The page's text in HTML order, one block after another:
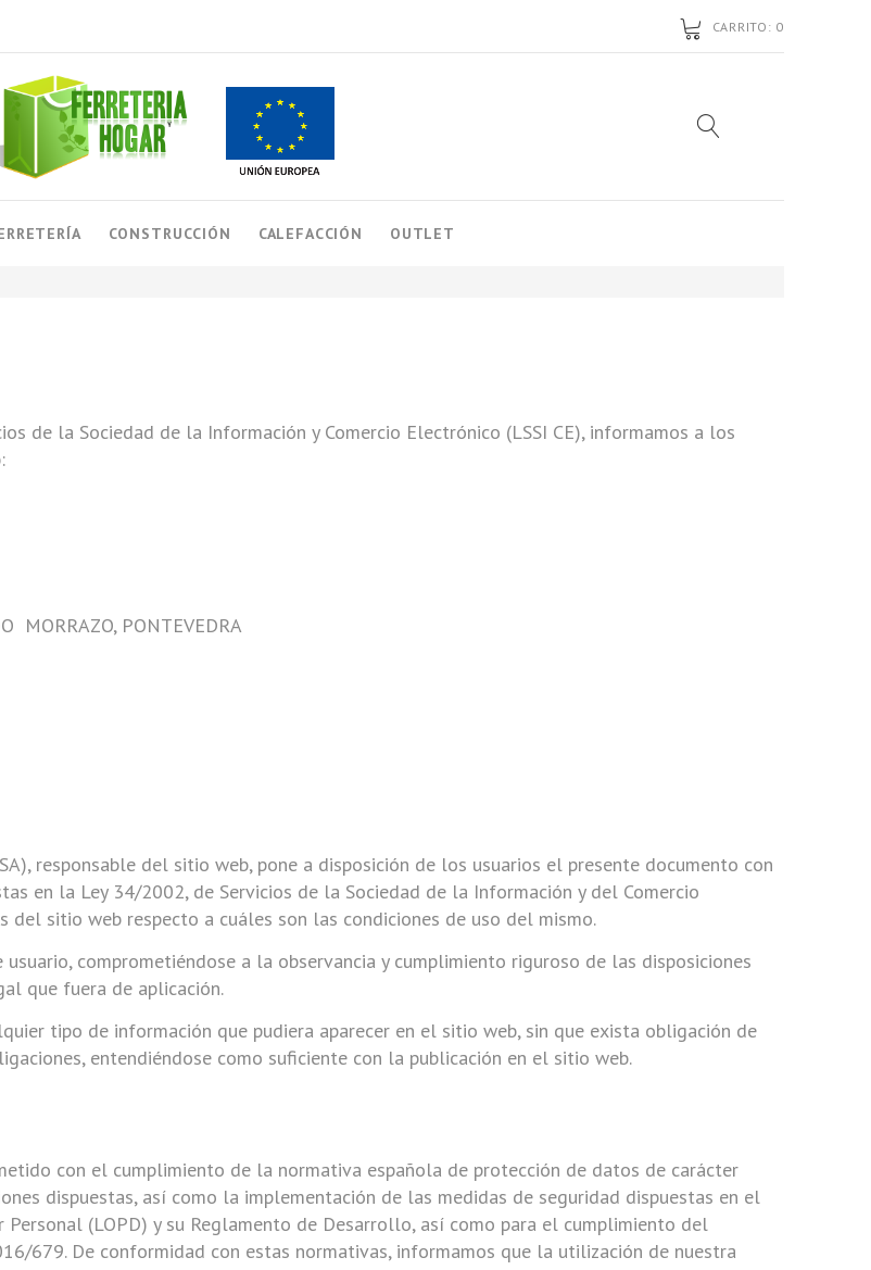
CARRITO: 0
CONSTRUCCIÓN CALEFACCIÓN OUTLET
de la Sociedad de la Información y Comercio Electrónico (LSSI CE), informamos a los
MORRAZO, PONTEVEDRA
responsable del sitio web, pone a disposición de los usuarios el presente documento con
en la Ley 34/2002, de Servicios de la Sociedad de la Información y del Comercio
del sitio web respecto a cuáles son las condiciones de uso del mismo.
comprometiéndose a la observancia y cumplimiento riguroso de las disposiciones
que fuera de aplicación.
tipo de información que pudiera aparecer en el sitio web, sin que exista obligación de
entendiéndose como suficiente con la publicación en el sitio web.
con el cumplimiento de la normativa española de protección de datos de carácter
dispuestas, así como la implementación de las medidas de seguridad dispuestas en el
(LOPD) y su Reglamento de Desarrollo, así como para el cumplimiento del
679. De conformidad con estas normativas, informamos que la utilización de nuestra